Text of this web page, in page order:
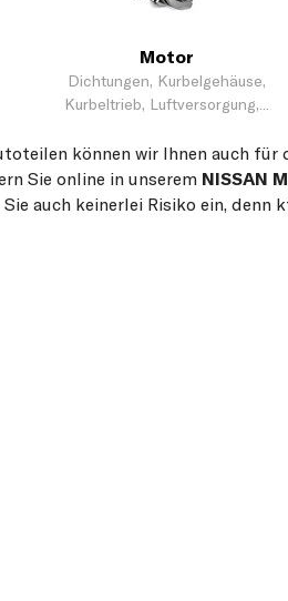
Motor
Dichtungen, Kurbelgehäuse,
Kurbeltrieb, Luftversorgung,...
können wir Ihnen auch
Sie online in unserem NISSAN
auch keinerlei Risiko ein, denn